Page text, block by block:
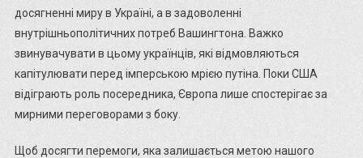
досягненні миру в Україні, а в задоволенні
внутрішньополітичних потреб Вашингтона. Важко
звинувачувати в цьому українців, які відмовляються
капітулювати перед імперською мрією путіна. Поки США
відіграють роль посередника, Європа лише спостерігає за
мирними переговорами з боку.
Щоб досягти перемоги, яка залишається метою нашого